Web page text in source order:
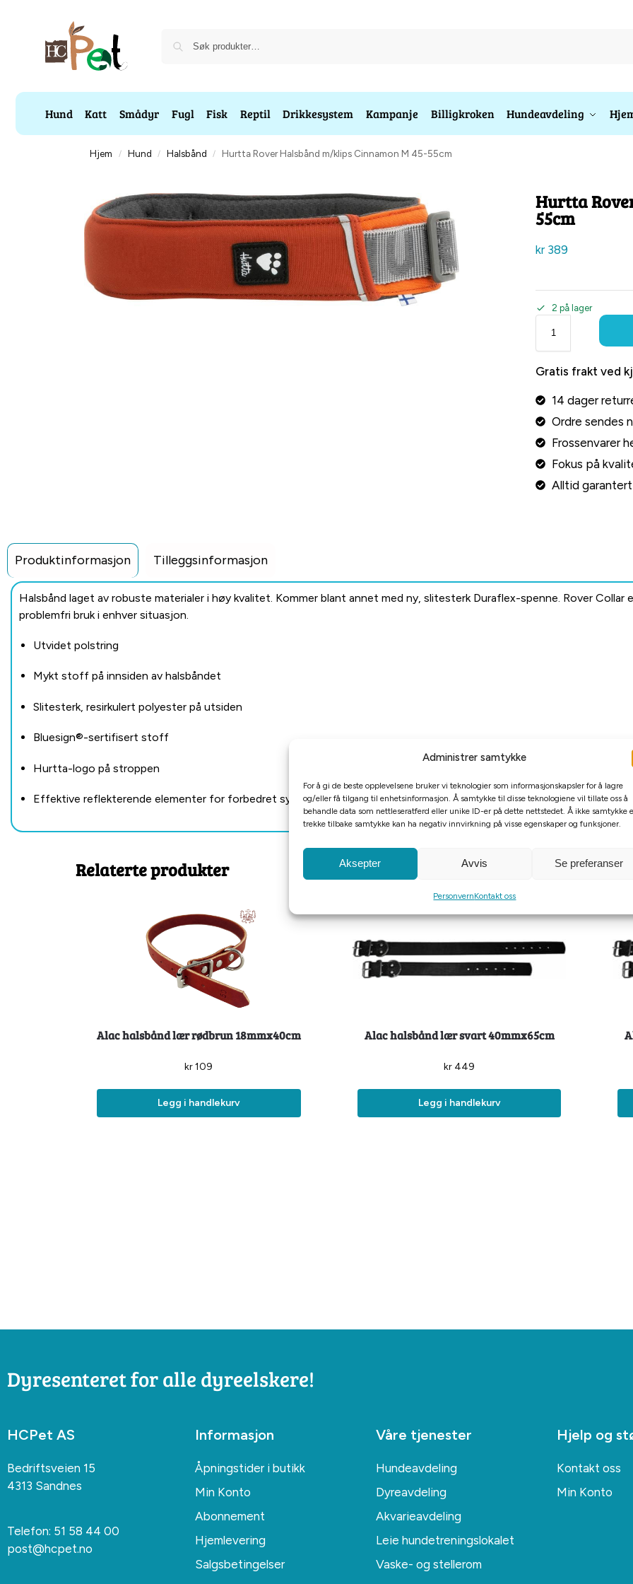
Administrer samtykke
For å gi de beste opplevelsene bruker vi teknologier som informasjonskapsler for å lagre
og/eller få tilgang til enhetsinformasjon. Å samtykke til disse teknologiene vil tillate oss å
behandle data som nettleseratferd eller unike ID-er på dette nettstedet. Å ikke samtykke
trekke tilbake samtykke kan ha negativ innvirkning på visse egenskaper og funksjoner.
Aksepter Avvis Se preferanser
PersonvernKontakt oss
Hund Katt Smådyr Fugl Fisk Reptil Drikkesystem Kampanje Billigkroken Hundeavdeling
Hjem / Hund / Halsbånd / Hurtta Rover Halsbånd m/klips Cinnamon M 45-55cm
Hurtta
55cm
kr389
2 på lager
Gratis frakt ved
14 dager
Ordre sendes
Frossenvarer
Fokus på
Alltid
Produktinformasjon Tilleggsinformasjon
Halsbånd laget av robuste materialer i høy kvalitet. Kommer blant annet med ny, slitesterk Duraflex-spenne. Rover
problemfri bruk i enhver situasjon.
Utvidet polstring
Mykt stoff på innsiden av halsbåndet
Slitesterk, resirkulert polyester på utsiden
Bluesign®-sertifisert stoff
Hurtta-logo på stroppen
Effektive reflekterende elementer for forbedret synlighet
Relaterte produkter
Alac halsbånd lær rødbrun 18mmx40cm
kr109
Legg i handlekurv
Alac halsbånd lær svart 40mmx65cm
kr 449
Legg i handlekurv
Dyresenteret for alle dyreelskere!
HCPet AS
Bedriftsveien 15
4313 Sandnes
Telefon: 51 58 44 00
post@hcpet.no
Informasjon
Åpningstider i butikk
Min Konto
Abonnement
Hjemlevering
Salgsbetingelser
Våre tjenester
Hundeavdeling
Dyreavdeling
Akvarieavdeling
Leie hundetreningslokalet
Vaske- og stellerom
Hjelp og
Kontakt oss
Min Konto